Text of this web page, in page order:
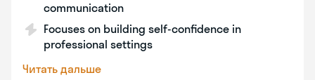
communication
Focuses on building self-confidence in
professional settings
Читать дальше